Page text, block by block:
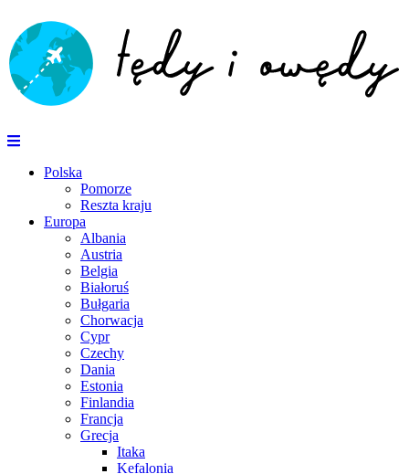
Polska
Pomorze
Reszta kraju
Europa
Albania
Austria
Belgia
Białoruś
Bułgaria
Chorwacja
Cypr
Czechy
Dania
Estonia
Finlandia
Francja
Grecja
Itaka
Kefalonia